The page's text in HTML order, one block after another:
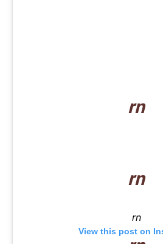
rn
rn
rn
View this post on